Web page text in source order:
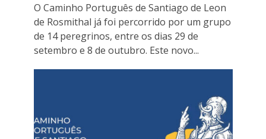
O Caminho Português de Santiago de Leon
de Rosmithal já foi percorrido por um grupo
de 14 peregrinos, entre os dias 29 de
setembro e 8 de outubro. Este novo...